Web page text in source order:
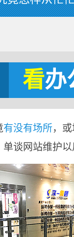
看办
有没有场所，
单谈网站维护